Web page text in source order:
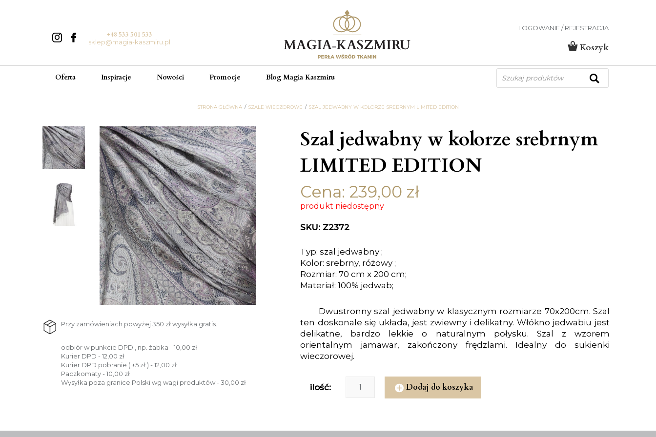
+48 533 501 533
sklep@magia-kaszmiru.pl
LOGOWANIE / REJESTRACJA
Koszyk
Oferta Inspiracje Nowości Promocje Blog Magia Kaszmiru
Wyszukiwarka
produktów
STRONA GŁÓWNA SZALE WIECZOROWE SZAL JEDWABNY W KOLORZE SREBRNYM LIMITED EDITION
Przy zamówieniach powyżej 350 zł wysyłka gratis.
odbiór w punkcie DPD , np. żabka - 10,00 zł
Kurier DPD - 12,00 zł
Kurier DPD pobranie ( +5 zł ) - 12,00 zł
Paczkomaty - 10,00 zł
Wysyłka poza granice Polski wg wagi produktów - 30,00 zł
Szal jedwabny w kolorze srebrnym
LIMITED EDITION
Cena: 239,00 zł
produkt niedostępny
SKU: Z2372
Typ: szal jedwabny ;
Kolor: srebrny, różowy ;
Rozmiar: 70 cm x 200 cm;
Materiał: 100% jedwab;
Dwustronny szal jedwabny w klasycznym rozmiarze 70x200cm. Szal
ten doskonale się układa, jest zwiewny i delikatny. Włókno jedwabiu jest
delikatne, bardzo lekkie o naturalnym połysku. Szal z wzorem
orientalnym jamawar, zakończony frędzlami. Idealny do sukienki
wieczorowej.
ilość: Dodaj do koszyka